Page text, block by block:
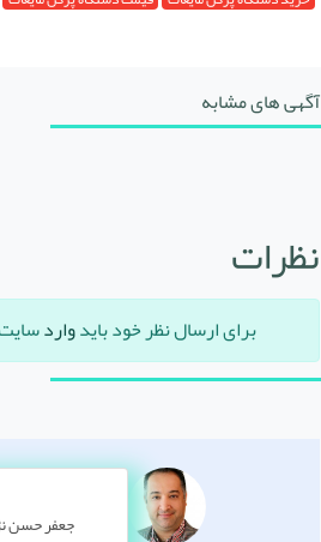
آگهی های مشابه
نظرات
برای ارسال نظر خود بایدوارد
جعفر حسن